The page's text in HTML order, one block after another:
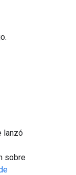
lanzó
sobre